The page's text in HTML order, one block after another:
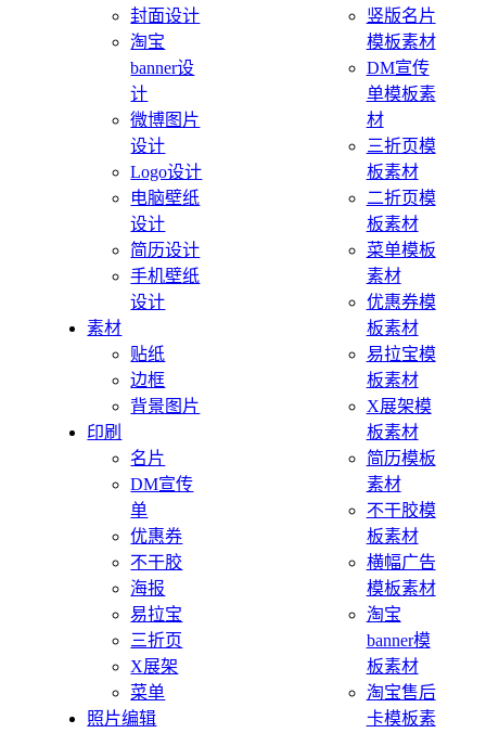
封面设计
淘宝
banner设
计
微博图片
设计
Logo设计
电脑壁纸
设计
简历设计
手机壁纸
设计
素材
贴纸
边框
背景图片
印刷
名片
DM宣传
单
优惠券
不干胶
海报
易拉宝
三折页
X展架
菜单
照片编辑
竖版名片
模板素材
DM宣传
单模板素
材
三折页模
板素材
二折页模
板素材
菜单模板
素材
优惠券模
板素材
易拉宝模
板素材
X展架模
板素材
简历模板
素材
不干胶模
板素材
横幅广告
模板素材
淘宝
banner模
板素材
淘宝售后
卡模板素